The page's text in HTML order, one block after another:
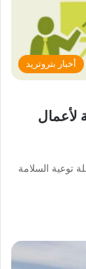
أخبار بتروتريد
لأعمال
توعية السلامة